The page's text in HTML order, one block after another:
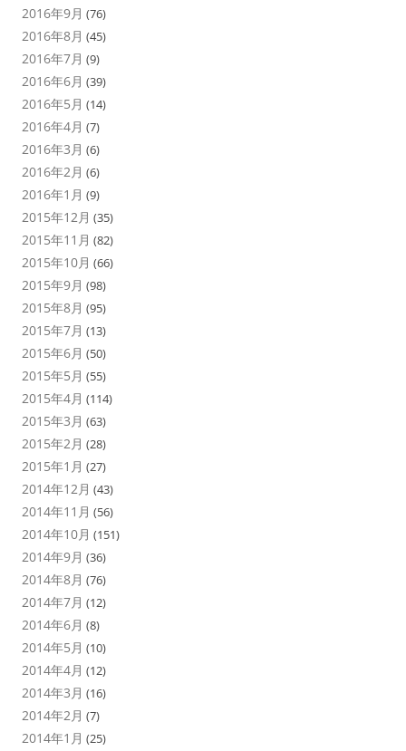
2016年9月 (76)
2016年8月 (45)
2016年7月 (9)
2016年6月 (39)
2016年5月 (14)
2016年4月 (7)
2016年3月 (6)
2016年2月 (6)
2016年1月 (9)
2015年12月 (35)
2015年11月 (82)
2015年10月 (66)
2015年9月 (98)
2015年8月 (95)
2015年7月 (13)
2015年6月 (50)
2015年5月 (55)
2015年4月 (114)
2015年3月 (63)
2015年2月 (28)
2015年1月 (27)
2014年12月 (43)
2014年11月 (56)
2014年10月 (151)
2014年9月 (36)
2014年8月 (76)
2014年7月 (12)
2014年6月 (8)
2014年5月 (10)
2014年4月 (12)
2014年3月 (16)
2014年2月 (7)
2014年1月 (25)